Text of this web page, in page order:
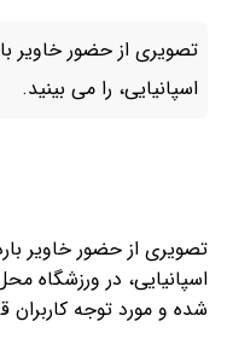
تصویری از حضور خاویر
اسپانیایی، را می بینید.
تصویری از حضور خاویر
اسپانیایی، در ورزشگاه
شده و مورد توجه کاربران